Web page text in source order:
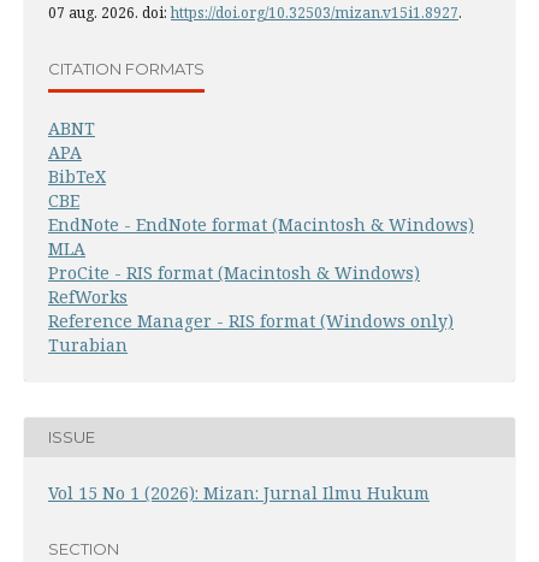
07 aug. 2026. doi:https://doi.org/10.32503/mizan.v15i1.8927.
CITATION FORMATS
ABNT
APA
BibTeX
CBE
EndNote - EndNote format (Macintosh & Windows)
MLA
ProCite - RIS format (Macintosh & Windows)
RefWorks
Reference Manager - RIS format (Windows only)
Turabian
ISSUE
Vol 15 No 1 (2026): Mizan: Jurnal Ilmu Hukum
SECTION